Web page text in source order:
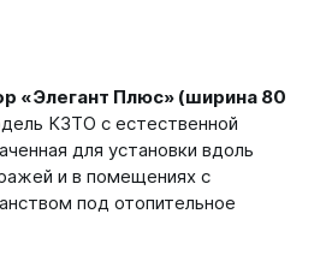
В
Г
«Элегант Плюс» (ширина 80
КЗТО с естественной
для установки вдоль
и в помещениях с
под отопительное